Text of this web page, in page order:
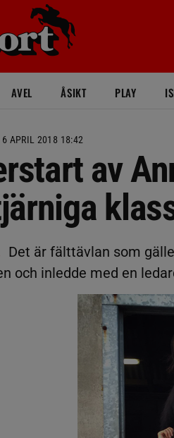
AVEL ÅSIKT PLAY
6 APRIL 2018 18:42
av
Det är fälttävlan som
och inledde med en